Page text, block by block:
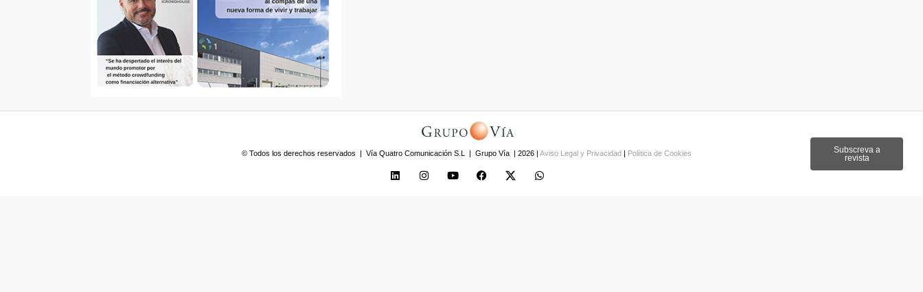
© Todos los derechos reservados | Vía Quatro Comunicación S.L | Grupo Vía | 2026 | Aviso Legal y Privacidad | Política de Cookies
Subscreva a
revista